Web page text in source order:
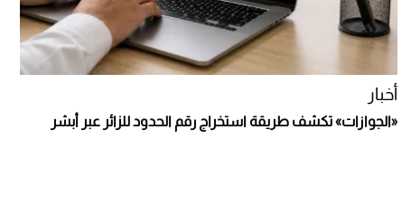
أخبار
«الجوازات» تكشف طريقة استخراج رقم الحدود للزائر عبر أبشر